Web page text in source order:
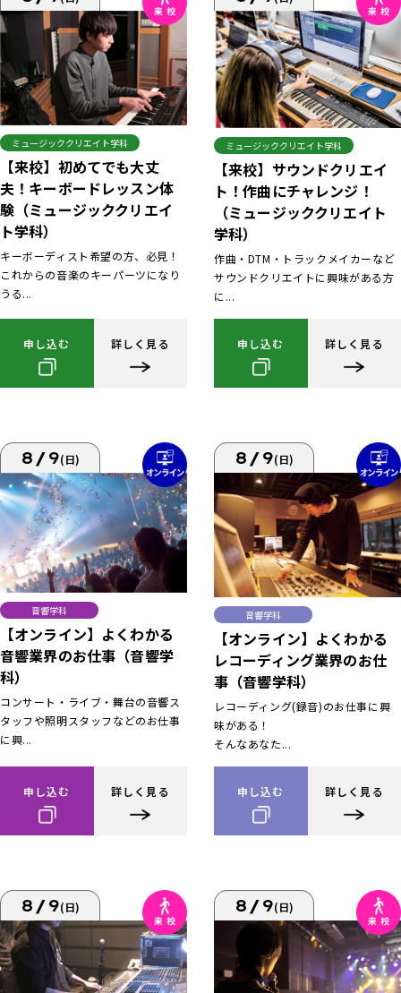
ミュージッククリエイト学科
【来校】初めてでも大丈
夫！キーボードレッスン体
験（ミュージッククリエイ
ト学科）
キーボーディスト希望の方、必見！
これからの音楽のキーパーツになり
うる...
申し込む 詳しく見る
ミュージッククリエイト学科
【来校】サウンドクリエイ
ト！作曲にチャレンジ！
（ミュージッククリエイト
学科）
作曲・DTM・トラックメイカーなど
サウンドクリエイトに興味がある方
に...
申し込む 詳しく見る
8/9(日)
音響学科
【オンライン】よくわかる
音響業界のお仕事（音響学
科）
コンサート・ライブ・舞台の音響ス
タッフや照明スタッフなどのお仕事
に興...
申し込む 詳しく見る
8/9(日)
音響学科
【オンライン】よくわかる
レコーディング業界のお仕
事（音響学科）
レコーディング(録音)のお仕事に興
味がある！
そんなあなた...
申し込む 詳しく見る
8/9(日) 8/9(日)